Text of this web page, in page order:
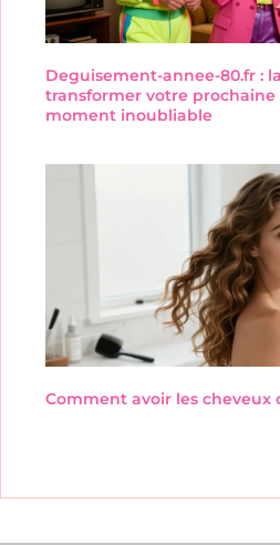
Deguisement-annee-80.fr :
transformer votre prochaine
moment inoubliable
Comment avoir les cheveux